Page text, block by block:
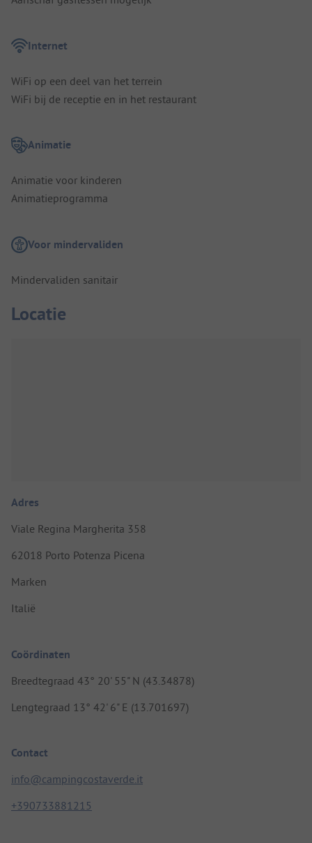
Internet
WiFi op een deel van het terrein
WiFi bij de receptie en in het restaurant
Animatie
Animatie voor kinderen
Animatieprogramma
Voor mindervaliden
Mindervaliden sanitair
Locatie
Adres
Viale Regina Margherita 358
62018 Porto Potenza Picena
Marken
Italië
Coördinaten
Breedtegraad 43° 20' 55" N (43.34878)
Lengtegraad 13° 42' 6" E (13.701697)
Contact
info@campingcostaverde.it
+390733881215